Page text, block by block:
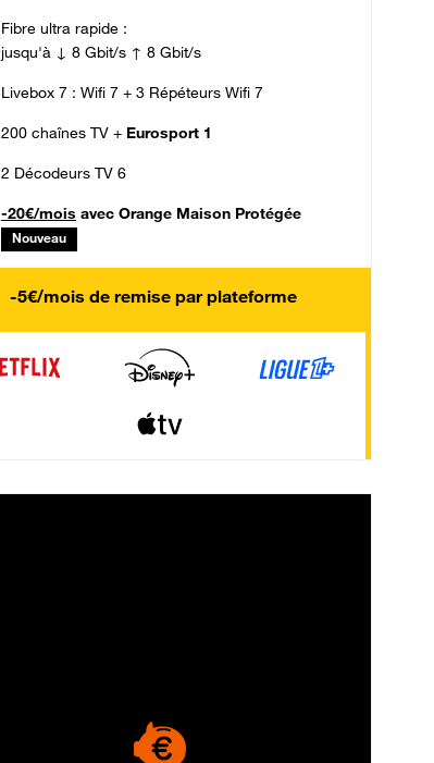
Fibre ultra rapide :
jusqu'à ↓ 8 Gbit/s ↑ 8 Gbit/s
Livebox 7 : Wifi 7 + 3 Répéteurs Wifi 7
200 chaînes TV + Eurosport 1
2 Décodeurs TV 6
-20€/mois avec Orange Maison Protégée
Nouveau
-5€/mois de remise par plateforme